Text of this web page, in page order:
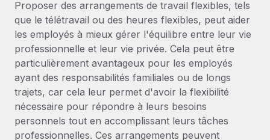
Proposer des arrangements de travail flexibles, tels
que le télétravail ou des heures flexibles, peut aider
les employés à mieux gérer l'équilibre entre leur vie
professionnelle et leur vie privée. Cela peut être
particulièrement avantageux pour les employés
ayant des responsabilités familiales ou de longs
trajets, car cela leur permet d'avoir la flexibilité
nécessaire pour répondre à leurs besoins
personnels tout en accomplissant leurs tâches
professionnelles. Ces arrangements peuvent